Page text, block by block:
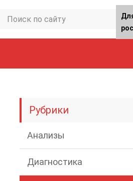
Рубрики
Анализы
Диагностика